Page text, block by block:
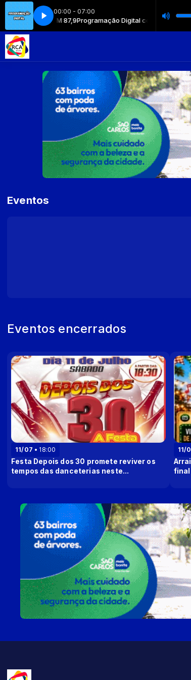
00:00 - 07:00
com RCA FM 87,9Programação Digital com RCA FM 87,9
Eventos
Eventos encerrados
11/07 18:00
Festa Depois dos 30 promete reviver os
tempos das danceterias neste...
11/
final